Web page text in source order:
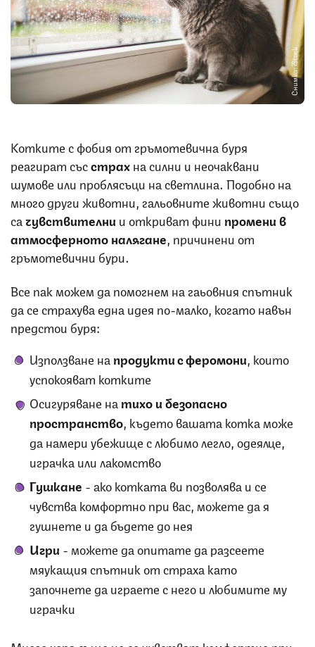
Снимка: iStock
Котките с фобия от гръмотевична буря
реагират съсстрахна силни и неочаквани
шумове или проблясъци на светлина. Подобно на
много други животни, гальовните животни също
сачувствителни и откриват фини промени в
атмосферното налягане , причинени от
гръмотевични бури.
Все пак можем да помогнем на гаьовния спътник
да се страхува една идея по-малко, когато навън
предстои буря:
Използване на продукти с феромони , които
успокояват котките
Осигуряване на тихо и безопасно
пространство , където вашата котка може
да намери убежище с любимо легло, одеялце,
играчка или лакомство
Гушкане - ако котката ви позволява и се
чувства комфортно при вас, можете да я
гушнете и да бъдете до нея
Игри - можете да опитате да разсеете
мяукащия спътник от страха като
започнете да играете с него и любимите му
играчки